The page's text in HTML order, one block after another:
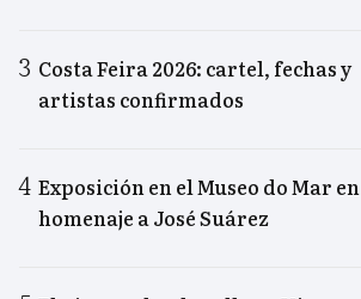
Costa Feira 2026: cartel, fechas y
artistas confirmados
Exposición en el Museo do Mar en
homenaje a José Suárez